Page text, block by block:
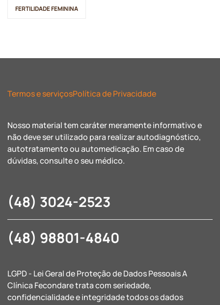
FERTILIDADE FEMININA
Termos e serviçosPolítica de Privacidade
Nosso material tem caráter meramente informativo e
não deve ser utilizado para realizar autodiagnóstico,
autotratamento ou automedicação. Em caso de
dúvidas, consulte o seu médico.
(48) 3024-2523
(48) 98801-4840
LGPD - Lei Geral de Proteção de Dados Pessoais A
Clínica Fecondare trata com seriedade,
confidencialidade e integridade todos os dados